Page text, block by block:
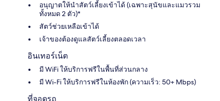
อนุญาตให้นำสัตว์เลี้ยงเข้าได้ (เฉพาะสุนัขและแมวรวม
ทั้งหมด 2 ตัว)*
สัตว์ช่วยเหลือเข้าได้
เจ้าของต้องดูแลสัตว์เลี้ยงตลอดเวลา
อินเทอร์เน็ต
มี WiFi ให้บริการฟรีในพื้นที่ส่วนกลาง
มี Wi-Fi ให้บริการฟรีในห้องพัก (ความเร็ว: 50+ Mbps)
ที่จอดรถ